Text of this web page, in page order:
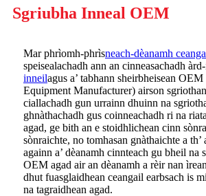
Sgriubha Inneal OEM
Mar phrìomh-phrìsneach-dèanamh
speisealachadh ann an cinneasachadh
inneilagus a’ tabhann sheirbheisean
Equipment Manufacturer) airson
ciallachadh gun urrainn dhuinn na
ghnàthachadh gus coinneachadh ri na
agad, ge bith an e stoidhlichean cinn
sònraichte, no tomhasan gnàthaichte a
againn a’ dèanamh cinnteach gu bheil na
OEM agad air an dèanamh a rèir nan
dhut fuasglaidhean ceangail earbsach is
na tagraidhean agad.